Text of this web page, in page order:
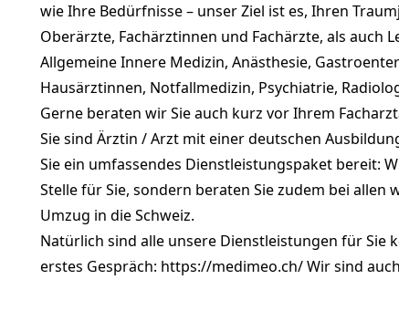
wie Ihre Bedürfnisse – unser Ziel ist es, Ihren
Oberärzte, Fachärztinnen und Fachärzte, als auch
Allgemeine Innere Medizin, Anästhesie,
Hausärztinnen, Notfallmedizin, Psychiatrie,
Gerne beraten wir Sie auch kurz vor Ihrem
Sie sind Ärztin / Arzt mit einer deutschen
Sie ein umfassendes Dienstleistungspaket bereit:
Stelle für Sie, sondern beraten Sie zudem bei
Umzug in die Schweiz.
Natürlich sind alle unsere Dienstleistungen für Sie
erstes Gespräch: https://medimeo.ch/ Wir sind